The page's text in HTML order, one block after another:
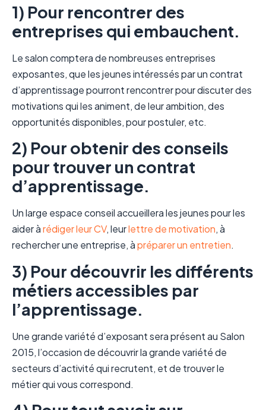
1) Pour rencontrer des
entreprises qui embauchent.
Le salon comptera de nombreuses entreprises
exposantes, que les jeunes intéressés par un contrat
d’apprentissage pourront rencontrer pour discuter des
motivations qui les animent, de leur ambition, des
opportunités disponibles, pour postuler, etc.
2) Pour obtenir des conseils
pour trouver un contrat
d’apprentissage.
Un large espace conseil accueillera les jeunes pour les
aider àrédiger leur CV, leurlettre de motivation, à
rechercher une entreprise, àpréparer un entretien.
3) Pour découvrir les différents
métiers accessibles par
l’apprentissage.
Une grande variété d’exposant sera présent au Salon
2015, l’occasion de découvrir la grande variété de
secteurs d’activité qui recrutent, et de trouver le
métier qui vous correspond.